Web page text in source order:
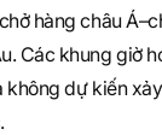
hàng châu
Các khung giờ
không dự kiến